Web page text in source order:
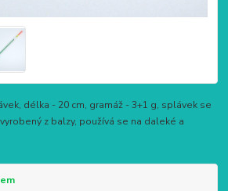
délka - 20 cm, gramáž - 3+1 g, splávek se
z balzy, používá se na daleké a